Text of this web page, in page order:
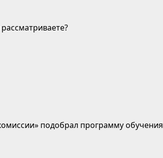
подобрал программу обучения